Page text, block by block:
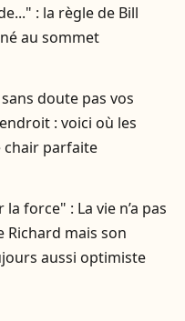
: la règle de Bill
au sommet
doute pas vos
: voici où les
chair parfaite
la force" : La vie n’a pas
Richard mais son
aussi optimiste